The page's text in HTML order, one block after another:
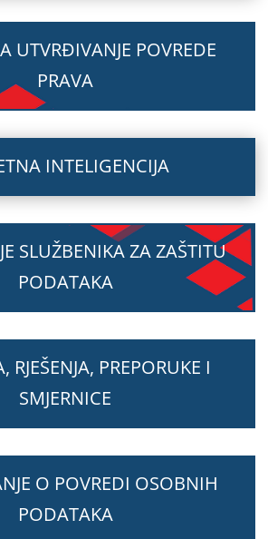
UTVRĐIVANJE POVREDE
PRAVA
INTELIGENCIJA
SLUŽBENIKA ZA ZAŠTITU
PODATAKA
RJEŠENJA, PREPORUKE I
SMJERNICE
O POVREDI OSOBNIH
PODATAKA